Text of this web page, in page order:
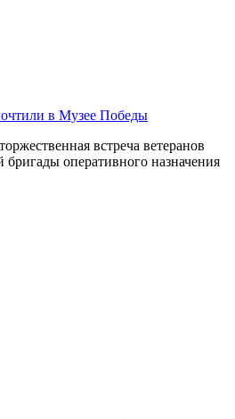
в Музее Победы
встреча ветеранов
бригады оперативного назначения